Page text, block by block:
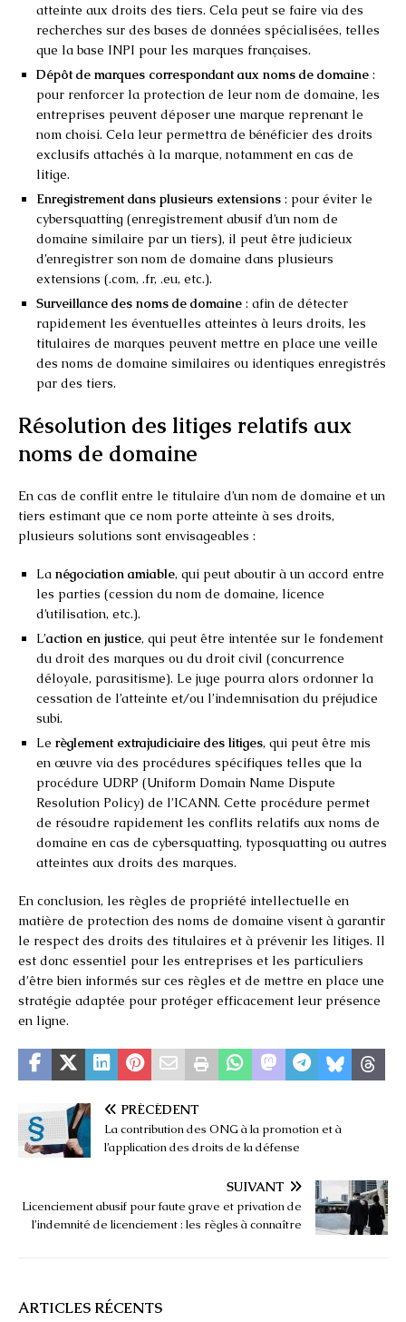
atteinte aux droits des tiers. Cela peut se faire via des
recherches sur des bases de données spécialisées, telles
que la base INPI pour les marques françaises.
Dépôt de marques correspondant aux noms de domaine :
pour renforcer la protection de leur nom de domaine, les
entreprises peuvent déposer une marque reprenant le
nom choisi. Cela leur permettra de bénéficier des droits
exclusifs attachés à la marque, notamment en cas de
litige.
Enregistrement dans plusieurs extensions : pour éviter le
cybersquatting (enregistrement abusif d’un nom de
domaine similaire par un tiers), il peut être judicieux
d’enregistrer son nom de domaine dans plusieurs
extensions (.com, .fr, .eu, etc.).
Surveillance des noms de domaine : afin de détecter
rapidement les éventuelles atteintes à leurs droits, les
titulaires de marques peuvent mettre en place une veille
des noms de domaine similaires ou identiques enregistrés
par des tiers.
Résolution des litiges relatifs aux
noms de domaine
En cas de conflit entre le titulaire d’un nom de domaine et un
tiers estimant que ce nom porte atteinte à ses droits,
plusieurs solutions sont envisageables :
La négociation amiable, qui peut aboutir à un accord entre
les parties (cession du nom de domaine, licence
d’utilisation, etc.).
L’action en justice, qui peut être intentée sur le fondement
du droit des marques ou du droit civil (concurrence
déloyale, parasitisme). Le juge pourra alors ordonner la
cessation de l’atteinte et/ou l’indemnisation du préjudice
subi.
Le règlement extrajudiciaire des litiges, qui peut être mis
en œuvre via des procédures spécifiques telles que la
procédure UDRP (Uniform Domain Name Dispute
Resolution Policy) de l’ICANN. Cette procédure permet
de résoudre rapidement les conflits relatifs aux noms de
domaine en cas de cybersquatting, typosquatting ou autres
atteintes aux droits des marques.
En conclusion, les règles de propriété intellectuelle en
matière de protection des noms de domaine visent à garantir
le respect des droits des titulaires et à prévenir les litiges. Il
est donc essentiel pour les entreprises et les particuliers
d’être bien informés sur ces règles et de mettre en place une
stratégie adaptée pour protéger efficacement leur présence
en ligne.
PRÉCÉDENT
La contribution des ONG à la promotion et à
l’application des droits de la défense
SUIVANT
Licenciement abusif pour faute grave et privation de
l’indemnité de licenciement : les règles à connaître
ARTICLES RÉCENTS